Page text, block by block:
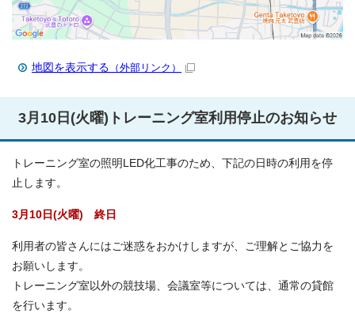
地図を表示する （外部リンク）
3月10日(火曜)トレーニング室利用停止のお知らせ
トレーニング室の照明LED化工事のため、下記の日時の利用を停
止します。
3月10日(火曜) 終日
利用者の皆さんにはご迷惑をおかけしますが、ご理解とご協力を
お願いします。
トレーニング室以外の競技場、会議室等については、通常の貸館
を行います。